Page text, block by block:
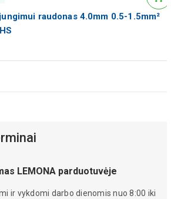
raudonas 4.0mm 0.5-1.5mm²
LEMONA parduotuvėje
ir vykdomi darbo dienomis nuo 8:00 iki